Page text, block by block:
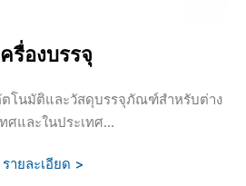
ครื่องบรรจุ
โนมัติและวัสดุบรรจุภัณฑ์สำหรับต่าง
ศและในประเทศ...
รายละเอียด >